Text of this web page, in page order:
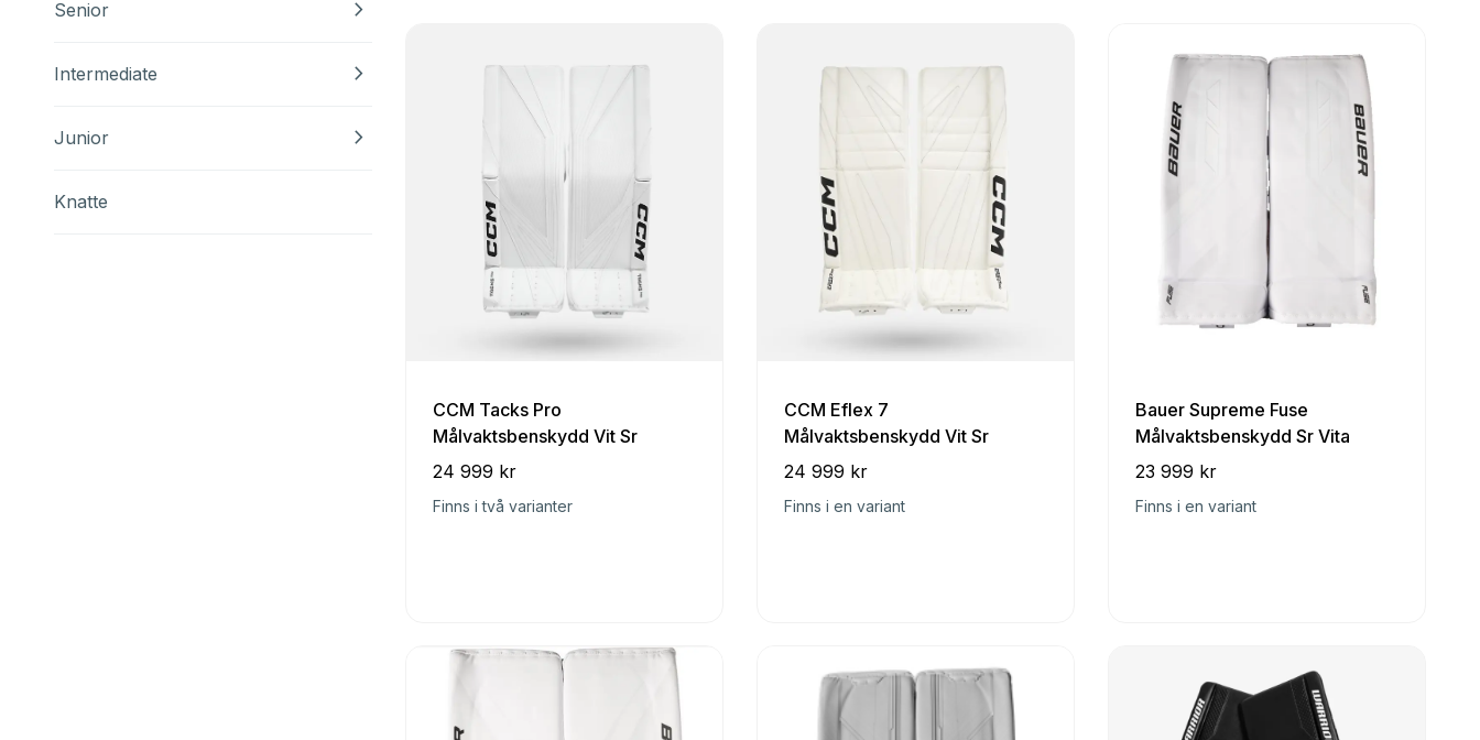
chevron_right
Senior
chevron_right
Intermediate
chevron_right
Junior
Knatte
CCM Tacks Pro
Målvaktsbenskydd Vit Sr
24 999 kr
Finns i två varianter
CCM Eflex 7
Målvaktsbenskydd Vit Sr
24 999 kr
Finns i en variant
Bauer Supreme Fuse
Målvaktsbenskydd Sr Vita
23 999 kr
Finns i en variant